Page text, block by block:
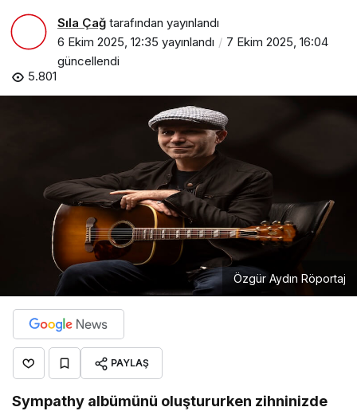
Sıla Çağ tarafından yayınlandı
6 Ekim 2025, 12:35 yayınlandı
7 Ekim 2025, 16:04
güncellendi
5.801
Özgür Aydın Röportaj
PAYLAŞ
Sympathy albümünü oluştururken zihninizde